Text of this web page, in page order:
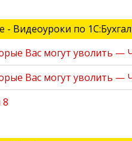
- Видеоуроки по
Вас могут уволить —
Вас могут уволить —
8